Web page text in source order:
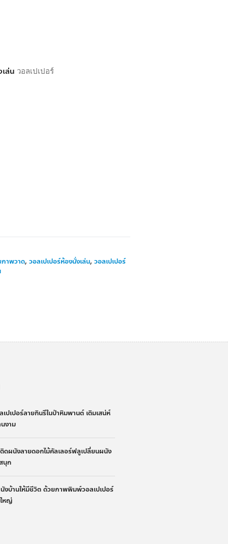
ล่น วอลเปเปอร์
ภาพวาด, วอลเปเปอร์ห้องนั่งเล่น, วอลเปเปอร์
ปเปอร์ลายกินรีในป่าหิมพานต์ เติมเสน่ห์
นงาม
ดผนังลายดอกไม้คัลเลอร์ฟลูเปลี่ยนผนัง
นุก
งบ้านให้มีชีวิต ด้วยภาพพิมพ์วอลเปเปอร์
หญ่